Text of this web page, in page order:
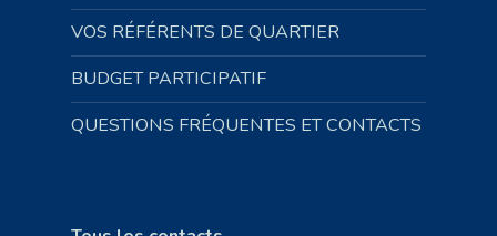
VOS RÉFÉRENTS DE QUARTIER
BUDGET PARTICIPATIF
QUESTIONS FRÉQUENTES ET CONTACTS